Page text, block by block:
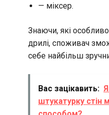
— міксер.
Знаючи, які
дрилі, споживач
себе найбільш
Вас зацікавить:
штукатурку стін